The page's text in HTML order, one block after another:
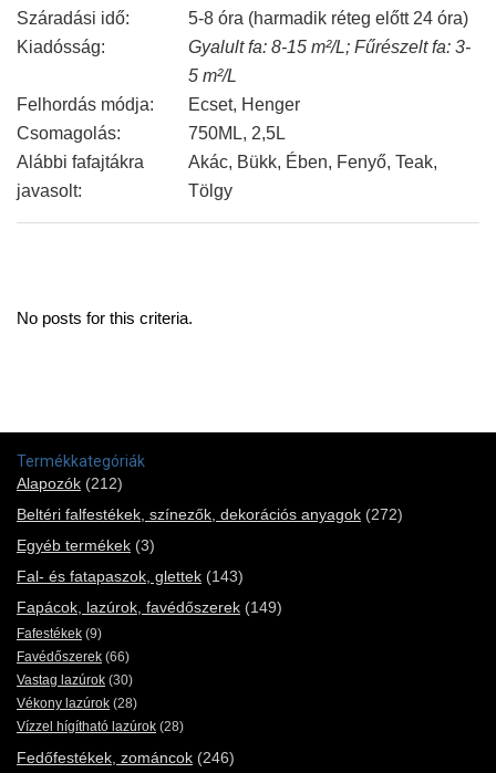
Száradási idő:
5-8 óra (harmadik réteg előtt 24 óra)
Kiadósság:
Gyalult fa: 8-15 m²/L; Fűrészelt fa: 3-
5 m²/L
Felhordás módja:
Ecset, Henger
Csomagolás:
750ML, 2,5L
Alábbi fafajtákra
javasolt:
Akác, Bükk, Ében, Fenyő, Teak,
Tölgy
No posts for this criteria.
Termékkategóriák
Alapozók (212)
Beltéri falfestékek, színezők, dekorációs anyagok (272)
Egyéb termékek (3)
Fal- és fatapaszok, glettek (143)
Fapácok, lazúrok, favédőszerek (149)
Fafestékek (9)
Favédőszerek (66)
Vastag lazúrok (30)
Vékony lazúrok (28)
Vízzel hígítható lazúrok (28)
Fedőfestékek, zománcok (246)